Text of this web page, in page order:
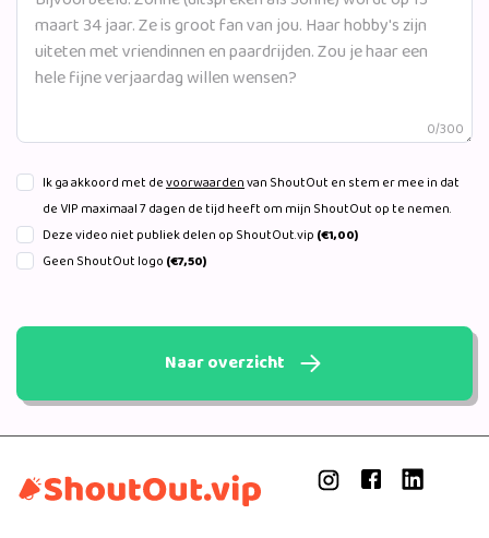
0/300
Ik ga akkoord met devoorwaardenvan ShoutOut en stem er mee in dat
de VIP maximaal 7 dagen de tijd heeft om mijn ShoutOut op te nemen.
Deze video niet publiek delen op ShoutOut.vip (€1,00)
Geen ShoutOut logo (€7,50)
Naar overzicht